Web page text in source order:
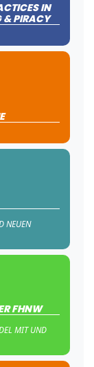
IN
& PIRACY
NEUEN
FHNW
MIT UND